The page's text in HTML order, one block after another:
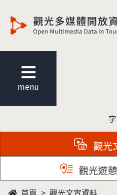
menu
觀光
觀光遊
首頁 觀光文宣資料